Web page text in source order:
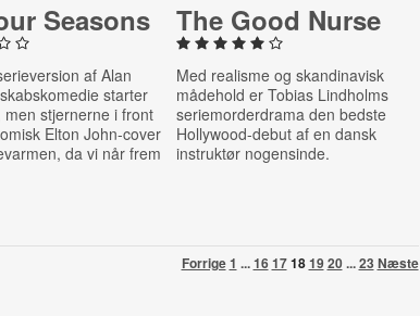
Seasons
af Alan
starter
men stjernerne i front
Elton John-cover
da vi når frem
The Good Nurse
Med realisme og skandinavisk
mådehold er Tobias Lindholms
seriemorderdrama den bedste
Hollywood-debut af en dansk
instruktør nogensinde.
Forrige1 ...1617181920...23 Næste